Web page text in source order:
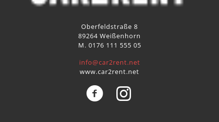
Oberfeldstraße 8
89264 Weißenhorn
M. 0176 111 555 05
info@car2rent.net
www.car2rent.net